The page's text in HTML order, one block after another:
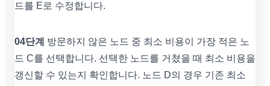
드를 E로 수정합니다.
04단계
방문하지 않은 노드 중 최소 비용이 가장 적은 노
드 C를 선택합니다. 선택한 노드를 거쳤을 때 최소 비용을
갱신할 수 있는지 확인합니다. 노드 D의 경우 기존 최소